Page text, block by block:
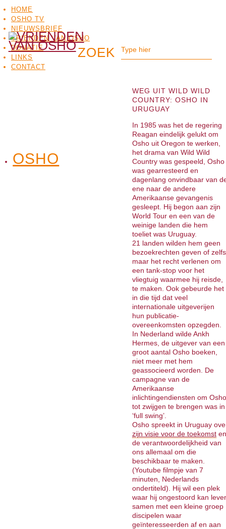
HOME
OSHO TV
NIEUWSBRIEF
VRIENDEN VAN OSHO
DONATIE
LINKS
CONTACT
OSHOOSHO MEDITATIE
WEG UIT WILD WILD
COUNTRY: OSHO IN
URUGUAY
In 1985 was het de regering
Reagan eindelijk gelukt om
Osho uit Oregon te werken,
het drama van Wild Wild
Country was gespeeld, Osho
was gearresteerd en
dagenlang onvindbaar van
ene naar de andere
Amerikaanse gevangenis
gesleept. Hij begon aan zijn
World Tour en een van de
weinige landen die hem
toeliet was Uruguay.
21 landen wilden hem geen
bezoekrechten geven of zelfs
maar het recht verlenen om
een tank-stop voor het
vliegtuig waarmee hij reisde,
te maken. Ook gebeurde het
in die tijd dat veel
internationale uitgeverijen
hun publicatie-
overeenkomsten opzegden.
In Nederland wilde Ankh
Hermes, de uitgever van een
groot aantal Osho boeken,
niet meer met hem
geassocieerd worden. De
campagne van de
Amerikaanse
inlichtingendiensten om Osho
tot zwijgen te brengen was in
‘full swing’.
Osho spreekt in Uruguay
zijn visie voor de toekomsten
de verantwoordelijkheid van
ons allemaal om die
beschikbaar te maken.
(Youtube filmpje van 7
minuten, Nederlands
ondertiteld). Hij wil een plek
waar hij ongestoord kan
samen met een kleine groep
discipelen waar
geïnteresseerden af en aan